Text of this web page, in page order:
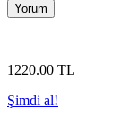
Yorum
1220.00 TL
Şimdi al!